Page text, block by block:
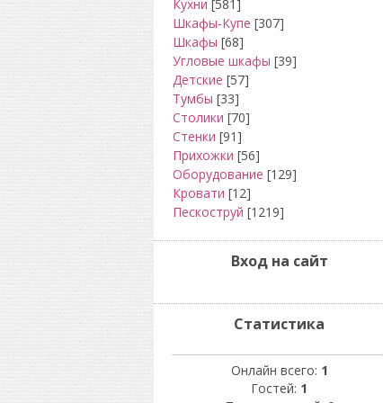
Кухни [581]
Шкафы-Купе [307]
Шкафы [68]
Угловые шкафы [39]
Детские [57]
Тумбы [33]
Столики [70]
Стенки [91]
Прихожки [56]
Оборудование [129]
Кровати [12]
Пескоструй [1219]
Вход на сайт
Статистика
Онлайн всего: 1
Гостей: 1